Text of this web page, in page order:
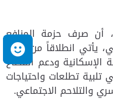
أن صرف حزمة المنافع
يأتي انطلاقاً من حرص
الإسكانية ودعم القطاع
تطلعات واحتياجات
والتلاحم الاجتماعي.